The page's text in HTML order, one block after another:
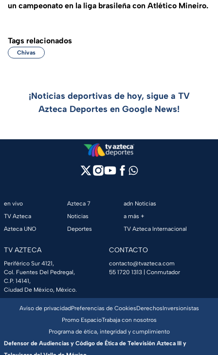
un campeonato en la liga brasileña con Atlético Mineiro.
Tags relacionados
Chivas
¡Noticias deportivas de hoy, sigue a TV
Azteca Deportes en Google News!
en vivo
TV Azteca
Azteca UNO
Azteca 7
Noticias
Deportes
adn Noticias
a más +
TV Azteca Internacional
TV AZTECA
Periférico Sur 4121,
Col. Fuentes Del Pedregal,
C.P. 14141,
Ciudad De México, México.
CONTACTO
contacto@tvazteca.com
55 1720 1313 | Conmutador
Aviso de privacidadPreferencias de CookiesDerechosInversionistas
Promo EspacioTrabaja con nosotros
Programa de ética, integridad y cumplimiento
Defensor de Audiencias y Código de Ética de Televisión Azteca III y